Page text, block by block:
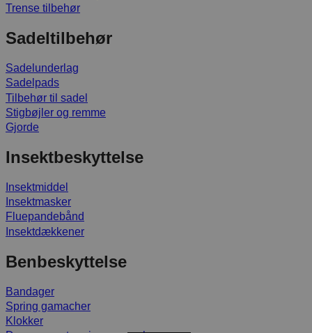
Trense tilbehør
Sadeltilbehør
Sadelunderlag
Sadelpads
Tilbehør til sadel
Stigbøjler og remme
Gjorde
Insektbeskyttelse
Insektmiddel
Insektmasker
Fluepandebånd
Insektdækkener
Benbeskyttelse
Bandager
Spring gamacher
Klokker